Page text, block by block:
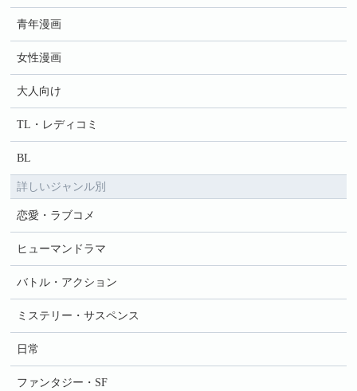
青年漫画
女性漫画
大人向け
TL・レディコミ
BL
詳しいジャンル別
恋愛・ラブコメ
ヒューマンドラマ
バトル・アクション
ミステリー・サスペンス
日常
ファンタジー・SF